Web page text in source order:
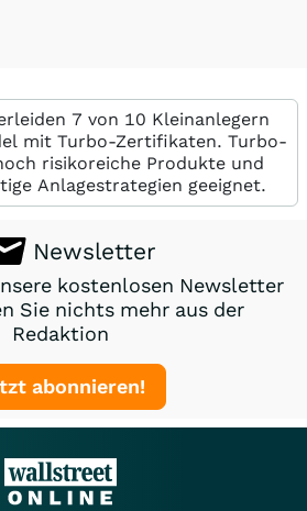
7 von 10 Kleinanlegern
mit Turbo-Zertifikaten. Turbo-
risikoreiche Produkte und
Anlagestrategien geeignet.
Newsletter
kostenlosen Newsletter
Sie nichts mehr aus der
Redaktion
abonnieren!